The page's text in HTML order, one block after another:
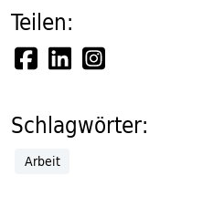
Teilen:
Schlagwörter:
Arbeit